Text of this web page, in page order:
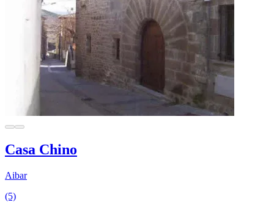
Casa Chino
Aibar
(5)